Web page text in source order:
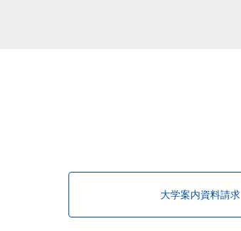
大学案内資料請求